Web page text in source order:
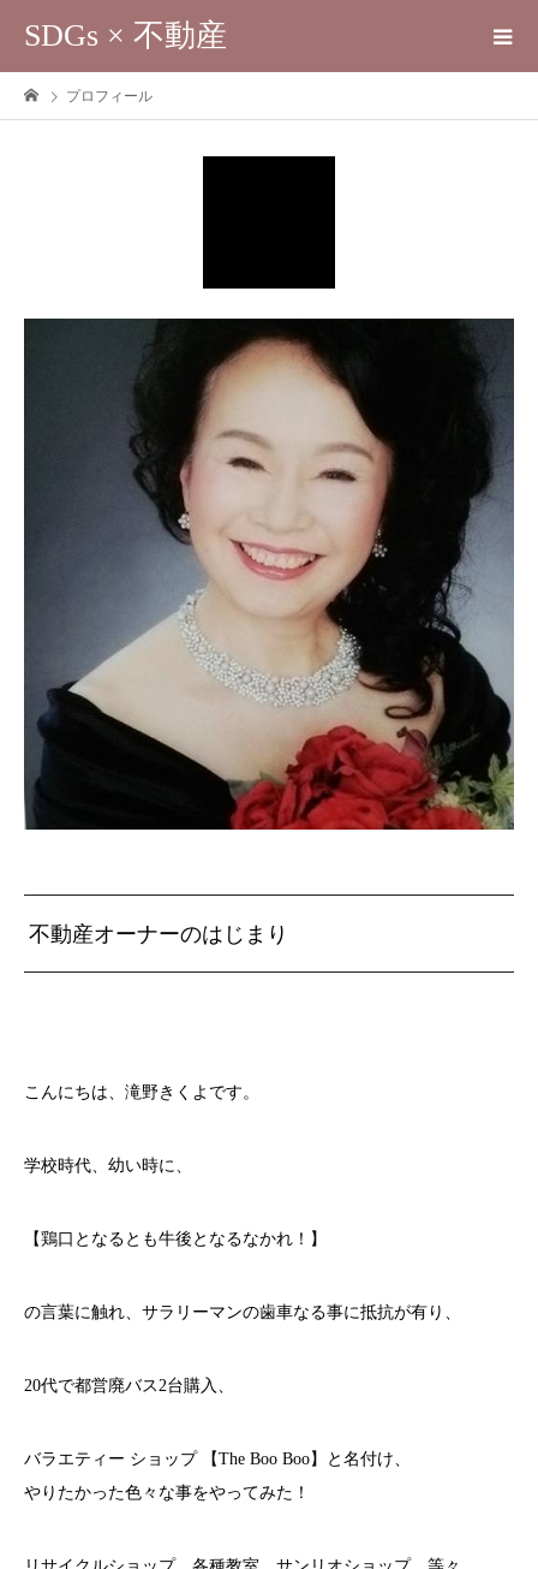
SDGs × 不動産
プロフィール
不動産オーナーのはじまり
こんにちは、滝野きくよです。
学校時代、幼い時に、
【鶏口となるとも牛後となるなかれ！】
の言葉に触れ、サラリーマンの歯車なる事に抵抗が有り、
20代で都営廃バス2台購入、
バラエティー ショップ 【The Boo Boo】と名付け、
やりたかった色々な事をやってみた！
リサイクルショップ、各種教室、サンリオショップ、等々。